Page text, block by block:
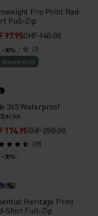
Pro Print Rad-
Full-Zip
97.95CHF 140.00
(2)
-30%
Wasserdicht
365 Waterproof
174.95CHF 250.00
(29)
-30%
%
Heritage Print
Shirt Full-Zip